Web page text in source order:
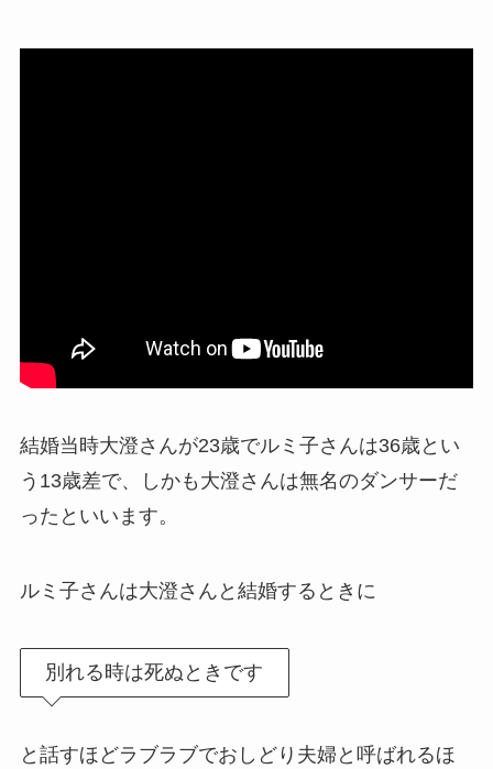
結婚当時大澄さんが23歳でルミ子さんは36歳とい
う13歳差で、しかも大澄さんは無名のダンサーだ
ったといいます。
ルミ子さんは大澄さんと結婚するときに
別れる時は死ぬときです
と話すほどラブラブでおしどり夫婦と呼ばれるほ